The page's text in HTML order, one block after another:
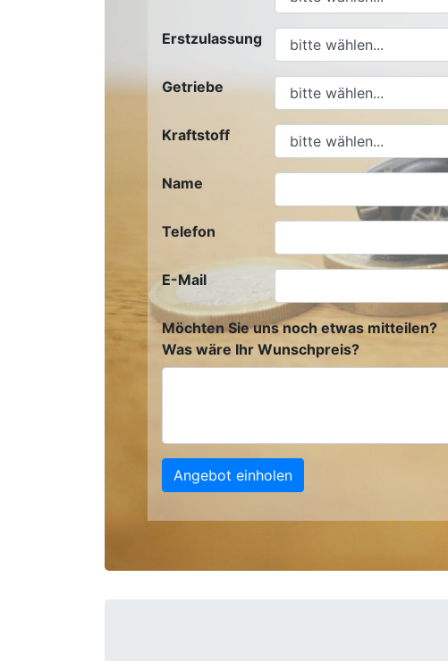
Erstzulassung
Getriebe
Kraftstoff
Name
Telefon
E-Mail
Möchten Sie uns noch etwas mitteilen?
Was wäre Ihr Wunschpreis?
Angebot einholen